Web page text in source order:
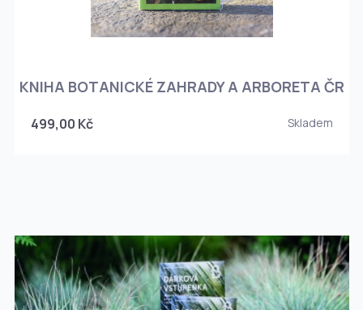
KNIHA BOTANICKÉ ZAHRADY A ARBORETA ČR
499,00 Kč Skladem